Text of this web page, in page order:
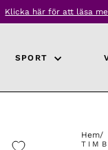
Klicka här för att läsa
SPORT
Hem/